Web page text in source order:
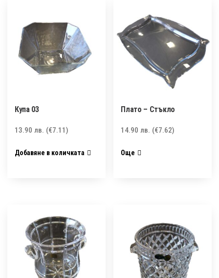
Купа 03
13.90 лв. (€7.11)
Добавяне в количката
Плато – Стъкло
14.90лв. (€7.62)
Още